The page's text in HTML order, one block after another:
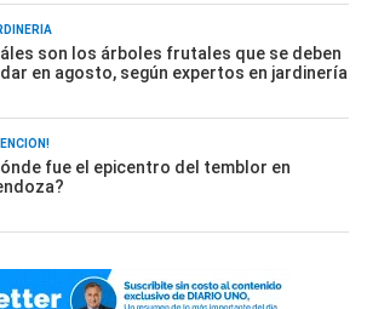
son los árboles frutales que se deben
en agosto, según expertos en jardinería
fue el epicentro del temblor en